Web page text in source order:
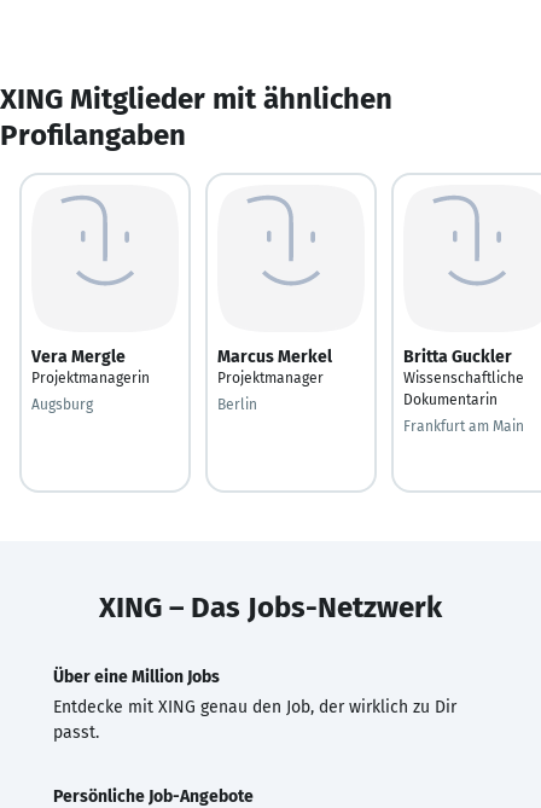
XING Mitglieder mit ähnlichen
Profilangaben
Vera Mergle
Projektmanagerin
Augsburg
Marcus Merkel
Projektmanager
Berlin
Britta Guckler
Wissenschaftliche
Dokumentarin
Frankfurt am Main
XING – Das Jobs-Netzwerk
Über eine Million Jobs
Entdecke mit XING genau den Job, der wirklich zu Dir
passt.
Persönliche Job-Angebote